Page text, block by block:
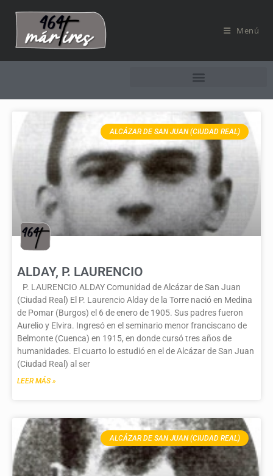
Menú
ALCÁZAR DE SAN JUAN (CIUDAD REAL)
ALDAY, P. LAURENCIO
P. LAURENCIO ALDAY Comunidad de Alcázar de San Juan
(Ciudad Real) El P. Laurencio Alday de la Torre nació en Medina
de Pomar (Burgos) el 6 de enero de 1905. Sus padres fueron
Aurelio y Elvira. Ingresó en el seminario menor franciscano de
Belmonte (Cuenca) en 1915, en donde cursó tres años de
humanidades. El cuarto lo estudió en el de Alcázar de San Juan
(Ciudad Real) al ser
LEER MÁS »
ALCÁZAR DE SAN JUAN (CIUDAD REAL)